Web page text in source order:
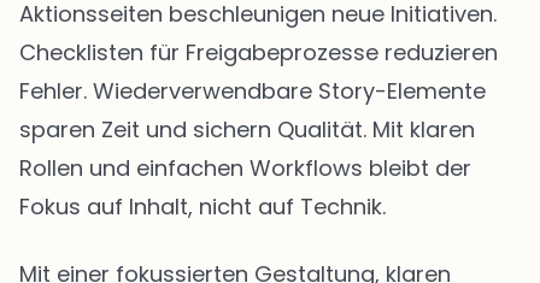
Aktionsseiten beschleunigen neue Initiativen.
Checklisten für Freigabeprozesse reduzieren
Fehler. Wiederverwendbare Story-Elemente
sparen Zeit und sichern Qualität. Mit klaren
Rollen und einfachen Workflows bleibt der
Fokus auf Inhalt, nicht auf Technik.
Mit einer fokussierten Gestaltung, klaren